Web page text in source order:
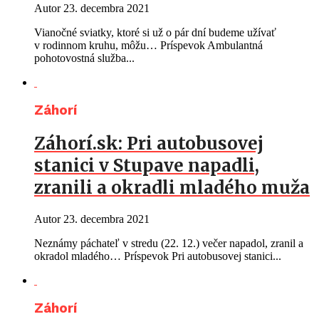
Autor 23. decembra 2021
Vianočné sviatky, ktoré si už o pár dní budeme užívať
v rodinnom kruhu, môžu… Príspevok Ambulantná
pohotovostná služba...
Záhorí
Záhorí.sk: Pri autobusovej
stanici v Stupave napadli,
zranili a okradli mladého muža
Autor 23. decembra 2021
Neznámy páchateľ v stredu (22. 12.) večer napadol, zranil a
okradol mladého… Príspevok Pri autobusovej stanici...
Záhorí